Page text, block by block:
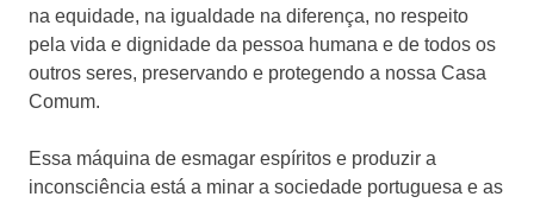
na equidade, na igualdade na diferença, no respeito
pela vida e dignidade da pessoa humana e de todos os
outros seres, preservando e protegendo a nossa Casa
Comum.
Essa máquina de esmagar espíritos e produzir a
inconsciência está a minar a sociedade portuguesa e as